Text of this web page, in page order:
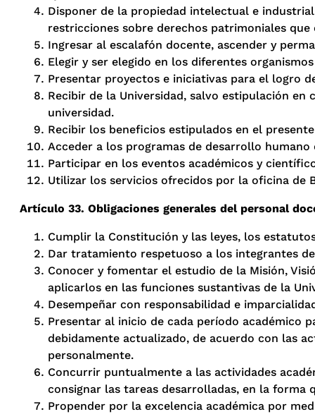
Disponer de la propiedad intelectual e
restricciones sobre derechos patrimoniales
Ingresar al escalafón docente, ascender y
Elegir y ser elegido en los diferentes
Presentar proyectos e iniciativas para el logro
Recibir de la Universidad, salvo estipulación
universidad.
Recibir los beneficios estipulados en el
Acceder a los programas de desarrollo
Participar en los eventos académicos y
Utilizar los servicios ofrecidos por la oficina de
Artículo 33. Obligaciones generales del personal
Cumplir la Constitución y las leyes, los
Dar tratamiento respetuoso a los integrantes
Conocer y fomentar el estudio de la Misión,
aplicarlos en las funciones sustantivas de la
Desempeñar con responsabilidad e
Presentar al inicio de cada período académico
debidamente actualizado, de acuerdo con las
personalmente.
Concurrir puntualmente a las actividades
consignar las tareas desarrolladas, en la forma
Propender por la excelencia académica por